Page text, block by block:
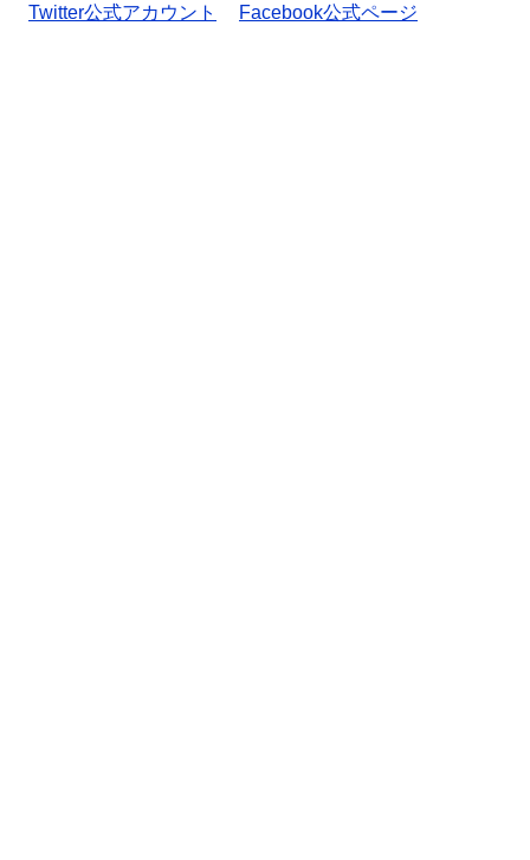
Twitter公式アカウント
Facebook公式ページ